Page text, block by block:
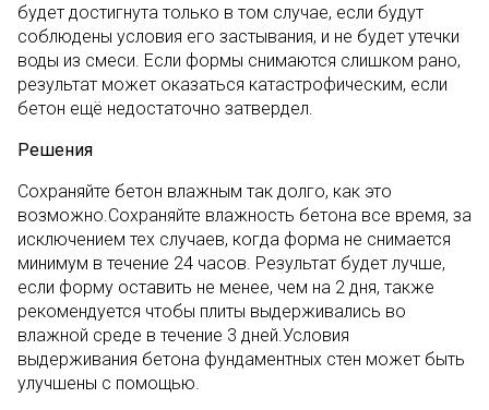
будет достигнута только в том случае, если будут
соблюдены условия его застывания, и не будет утечки
воды из смеси. Если формы снимаются слишком рано,
результат может оказаться катастрофическим, если
бетон ещё недостаточно затвердел.
Решения
Сохраняйте бетон влажным так долго, как это
возможно.Сохраняйте влажность бетона все время, за
исключением тех случаев, когда форма не снимается
минимум в течение 24 часов. Результат будет лучше,
если форму оставить не менее, чем на 2 дня, также
рекомендуется чтобы плиты выдерживались во
влажной среде в течение 3 дней.Условия
выдерживания бетона фундаментных стен может быть
улучшены с помощью.